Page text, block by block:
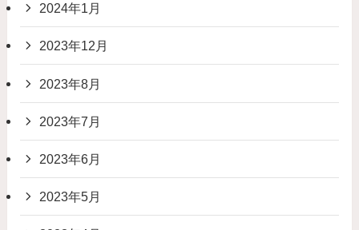
2024年1月
2023年12月
2023年8月
2023年7月
2023年6月
2023年5月